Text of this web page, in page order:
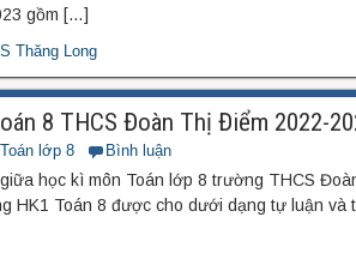
gồm […]
Thăng Long
8 THCS Đoàn Thị Điểm 2022-
lớp 8 Bình luận
học kì môn Toán lớp 8 trường THCS
HK1 Toán 8 được cho dưới dạng tự luận và